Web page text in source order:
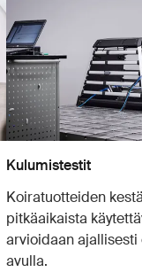
Kulumistestit
Koiratuotteiden
pitkäaikaista
arvioidaan
avulla.